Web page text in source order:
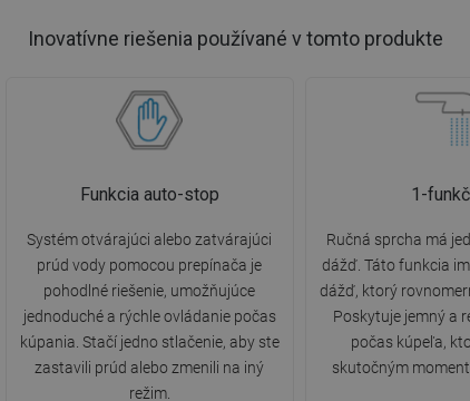
Inovatívne riešenia používané v tomto produkte
Funkcia auto-stop
Systém otvárajúci alebo zatvárajúci
prúd vody pomocou prepínača je
pohodlné riešenie, umožňujúce
jednoduché a rýchle ovládanie počas
kúpania. Stačí jedno stlačenie, aby ste
zastavili prúd alebo zmenili na iný
režim.
1-
Ručná sprcha má
dážď. Táto funkcia
dážď, ktorý
Poskytuje jemný a
počas kúpeľa,
skutočným